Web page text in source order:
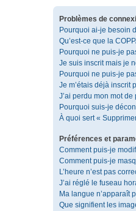
Problèmes de
Pourquoi ai-je besoin
Qu’est-ce que la
Pourquoi ne puis-je
Je suis inscrit mais je
Pourquoi ne puis-je
Je m’étais déjà inscrit
J’ai perdu mon mot de
Pourquoi suis-je
À quoi sert «
Préférences et
Comment puis-je
Comment puis-je
L’heure n’est pas
J’ai réglé le fuseau
Ma langue n’apparaît
Que signifient les